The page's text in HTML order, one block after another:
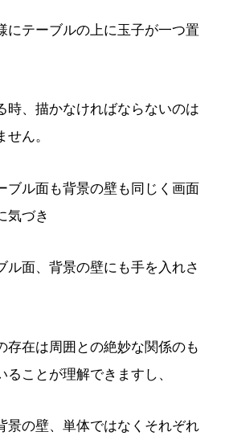
にテーブルの上に玉子が一つ置
時、描かなければならないのは
ん。
ブル面も背景の壁も同じく画面
気づき
ル面、背景の壁にも手を入れさ
存在は周囲との絶妙な関係のも
ことが理解できますし、
景の壁、単体ではなくそれぞれ